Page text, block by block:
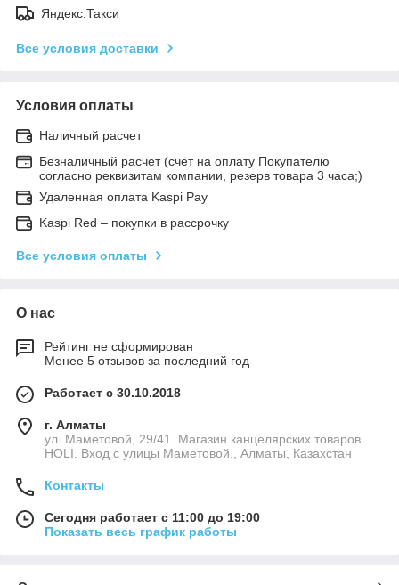
Яндекс.Такси
Все условия доставки
Условия оплаты
Наличный расчет
Безналичный расчет (счёт на оплату Покупателю
согласно реквизитам компании, резерв товара 3 часа;)
Удаленная оплата Kaspi Pay
Kaspi Red – покупки в рассрочку
Все условия оплаты
О нас
Рейтинг не сформирован
Менее 5 отзывов за последний год
Работает с 30.10.2018
г. Алматы
ул. Маметовой, 29/41. Магазин канцелярских товаров
HOLI. Вход с улицы Маметовой., Алматы, Казахстан
Контакты
Сегодня работает с 11:00 до 19:00
Показать весь график работы